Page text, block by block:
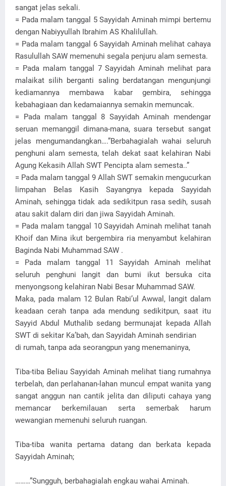
sangat jelas sekali.
= Pada malam tanggal 5 Sayyidah Aminah mimpi bertemu
dengan Nabiyyullah Ibrahim AS Khalilullah.
= Pada malam tanggal 6 Sayyidah Aminah melihat cahaya
Rasulullah SAW memenuhi segala penjuru alam semesta.
= Pada malam tanggal 7 Sayyidah Aminah melihat para
malaikat silih berganti saling berdatangan mengunjungi
kediamannya membawa kabar gembira, sehingga
kebahagiaan dan kedamaiannya semakin memuncak.
= Pada malam tanggal 8 Sayyidah Aminah mendengar
seruan memanggil dimana-mana, suara tersebut sangat
jelas mengumandangkan….”Berbahagialah wahai seluruh
penghuni alam semesta, telah dekat saat kelahiran Nabi
Agung Kekasih Allah SWT Pencipta alam semesta..”
= Pada malam tanggal 9 Allah SWT semakin mengucurkan
limpahan Belas Kasih Sayangnya kepada Sayyidah
Aminah, sehingga tidak ada sedikitpun rasa sedih, susah
atau sakit dalam diri dan jiwa Sayyidah Aminah.
= Pada malam tanggal 10 Sayyidah Aminah melihat tanah
Khoif dan Mina ikut bergembira ria menyambut kelahiran
Baginda Nabi Muhammad SAW .
= Pada malam tanggal 11 Sayyidah Aminah melihat
seluruh penghuni langit dan bumi ikut bersuka cita
menyongsong kelahiran Nabi Besar Muhammad SAW.
Maka, pada malam 12 Bulan Rabi’ul Awwal, langit dalam
keadaan cerah tanpa ada mendung sedikitpun, saat itu
Sayyid Abdul Muthalib sedang bermunajat kepada Allah
SWT di sekitar Ka’bah, dan Sayyidah Aminah sendirian
di rumah, tanpa ada seorangpun yang menemaninya,
Tiba-tiba Beliau Sayyidah Aminah melihat tiang rumahnya
terbelah, dan perlahanan-lahan muncul empat wanita yang
sangat anggun nan cantik jelita dan diliputi cahaya yang
memancar berkemilauan serta semerbak harum
wewangian memenuhi seluruh ruangan.
Tiba-tiba wanita pertama datang dan berkata kepada
Sayyidah Aminah;
………”Sungguh, berbahagialah engkau wahai Aminah.